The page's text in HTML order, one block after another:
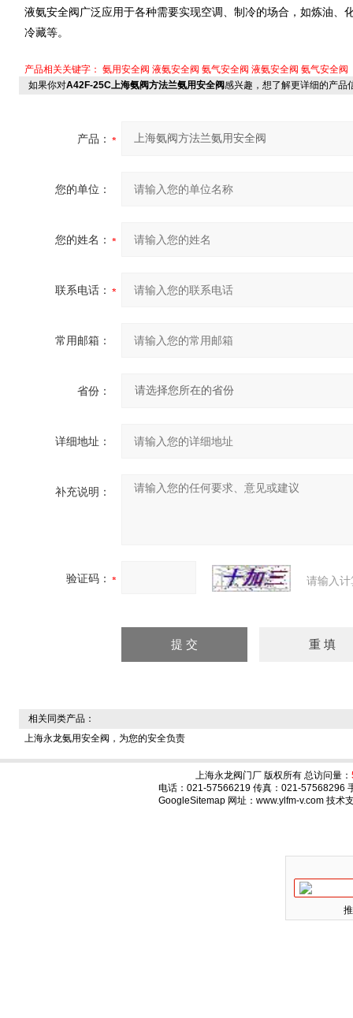
液氨安全阀广泛应用于各种需要实现空调、制冷的场合，如炼油、
冷藏等。
产品相关关键字： 氨用安全阀 液氨安全阀 氨气安全阀 液氨安全阀 氨气安全阀
如果你对A42F-25C上海氨阀方法兰氨用安全阀感兴趣，想了解更详细的产品
产品：
您的单位：
您的姓名：
联系电话：
常用邮箱：
省份：
详细地址：
补充说明：
验证码： 请输入
相关同类产品：
上海永龙氨用安全阀，为您的安全负责
上海永龙阀门厂 版权所有 总访问量：
电话：021-57566219 传真：021-57568296
GoogleSitemap网址：www.ylfm-v.com 技术